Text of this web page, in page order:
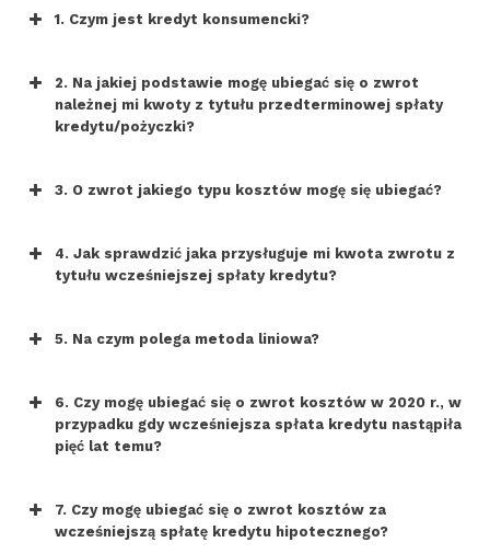
przesyłki
1. Czym jest kredyt konsumencki?
2. Na jakiej podstawie mogę ubiegać się o zwrot
należnej mi kwoty z tytułu przedterminowej spłaty
kredytu/pożyczki?
3. O zwrot jakiego typu kosztów mogę się ubiegać?
4. Jak sprawdzić jaka przysługuje mi kwota zwrotu z
tytułu wcześniejszej spłaty kredytu?
5. Na czym polega metoda liniowa?
6. Czy mogę ubiegać się o zwrot kosztów w 2020 r., w
przypadku gdy wcześniejsza spłata kredytu nastąpiła
pięć lat temu?
7. Czy mogę ubiegać się o zwrot kosztów za
wcześniejszą spłatę kredytu hipotecznego?